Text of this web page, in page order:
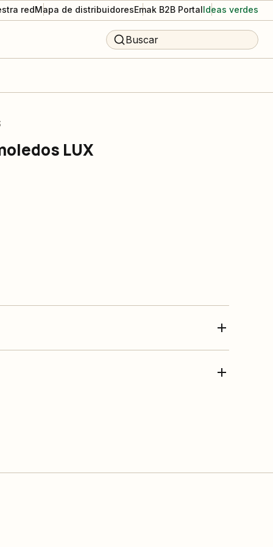
redMapa de distribuidoresEmak B2B PortalIdeas verdes
Buscar
LUX